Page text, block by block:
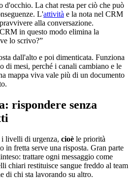
d'occhio. La chat resta per ciò che può
L'attività e la nota nel CRM
alla conversazione.
in questo modo elimina la
lo scrivo?”
dall'alto e poi dimenticata. Funziona
di mesi, perché i canali cambiano e le
mappa viva vale più di un documento
rispondere senza
livelli di urgenza, cioè le priorità
in fretta serve una risposta. Gran parte
trattare ogni messaggio come
chiari restituisce sangue freddo al team
di chi sta lavorando su altro.